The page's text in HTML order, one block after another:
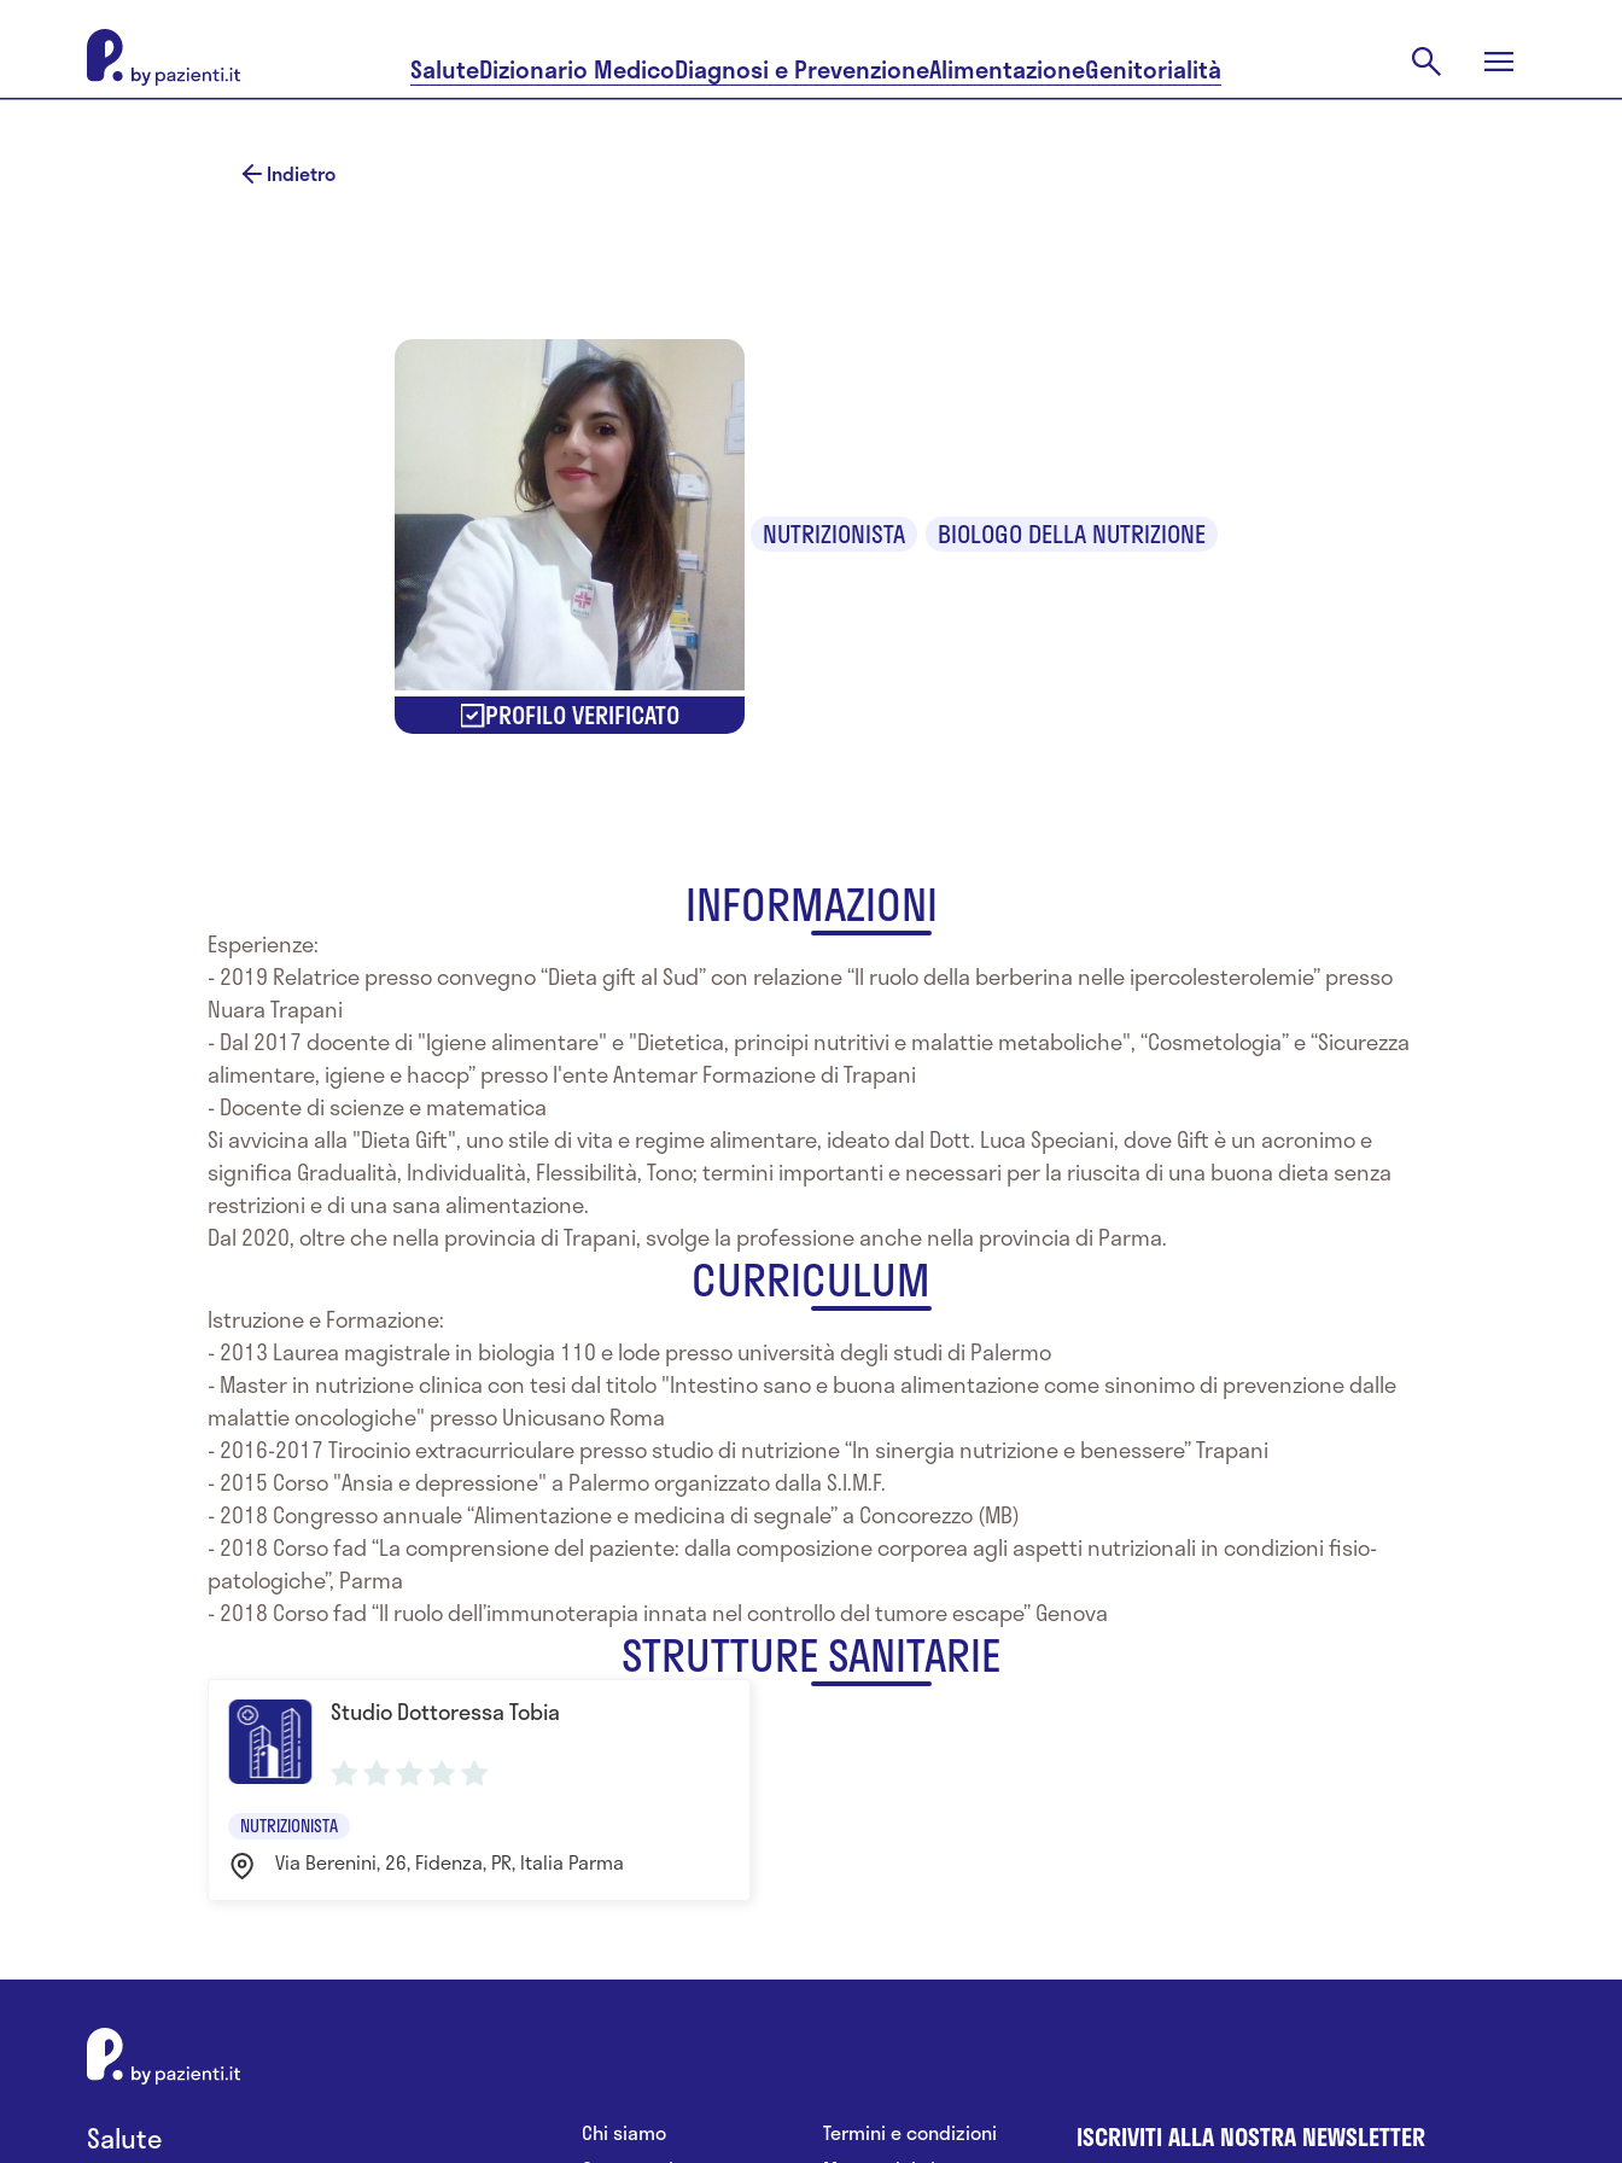
SaluteDizionario MedicoDiagnosi e PrevenzioneAlimentazioneGenitorialità
Indietro
PROFILO VERIFICATO
NUTRIZIONISTA BIOLOGO DELLA NUTRIZIONE
INFORMAZIONI
Esperienze:
- 2019 Relatrice presso convegno “Dieta gift al Sud” con relazione “Il ruolo della berberina nelle ipercolesterolemie” presso
Nuara Trapani
- Dal 2017 docente di "Igiene alimentare" e "Dietetica, principi nutritivi e malattie metaboliche", “Cosmetologia” e “Sicurezza
alimentare, igiene e haccp” presso l'ente Antemar Formazione di Trapani
- Docente di scienze e matematica
Si avvicina alla "Dieta Gift", uno stile di vita e regime alimentare, ideato dal Dott. Luca Speciani, dove Gift è un acronimo e
significa Gradualità, Individualità, Flessibilità, Tono; termini importanti e necessari per la riuscita di una buona dieta senza
restrizioni e di una sana alimentazione.
Dal 2020, oltre che nella provincia di Trapani, svolge la professione anche nella provincia di Parma.
CURRICULUM
Istruzione e Formazione:
- 2013 Laurea magistrale in biologia 110 e lode presso università degli studi di Palermo
- Master in nutrizione clinica con tesi dal titolo "Intestino sano e buona alimentazione come sinonimo di prevenzione dalle
malattie oncologiche" presso Unicusano Roma
- 2016-2017 Tirocinio extracurriculare presso studio di nutrizione “In sinergia nutrizione e benessere” Trapani
- 2015 Corso "Ansia e depressione" a Palermo organizzato dalla S.I.M.F.
- 2018 Congresso annuale “Alimentazione e medicina di segnale” a Concorezzo (MB)
- 2018 Corso fad “La comprensione del paziente: dalla composizione corporea agli aspetti nutrizionali in condizioni fisio-
patologiche”, Parma
- 2018 Corso fad “Il ruolo dell’immunoterapia innata nel controllo del tumore escape” Genova
STRUTTURE SANITARIE
Studio Dottoressa Tobia
NUTRIZIONISTA
Via Berenini, 26, Fidenza, PR, Italia Parma
Salute
Chi siamo
Termini e condizioni
ISCRIVITI ALLA NOSTRA NEWSLETTER